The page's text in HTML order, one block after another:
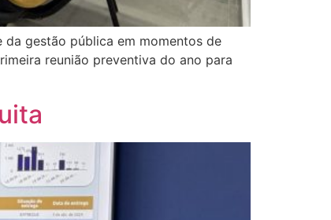
gestão pública em momentos de
reunião preventiva do ano para